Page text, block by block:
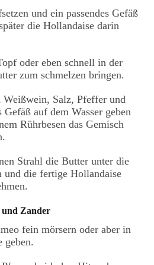
und ein passendes Gefäß
die Hollandaise darin
oder eben schnell in der
zum schmelzen bringen.
Weißwein, Salz, Pfeffer und
auf dem Wasser geben
Rührbesen das Gemisch
Strahl die Butter unter die
und die fertige Hollandaise
und Zander
fein mörsern oder aber in
geben.